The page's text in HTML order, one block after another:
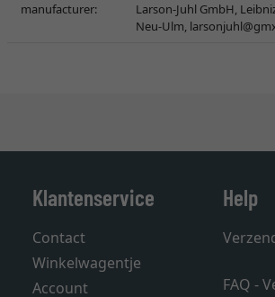
manufacturer:
Larson-Juhl GmbH,
Neu-Ulm,
Klantenservice
Contact
Winkelwagentje
Account
Help
FAQ -